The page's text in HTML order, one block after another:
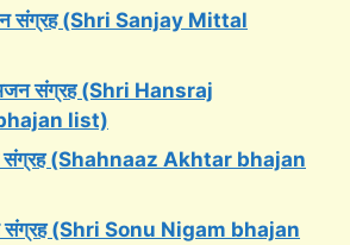
संग्रह (Shri Sanjay Mittal
संग्रह (Shri Hansraj
list)
संग्रह (Shahnaaz Akhtar bhajan
(Shri Sonu Nigam bhajan